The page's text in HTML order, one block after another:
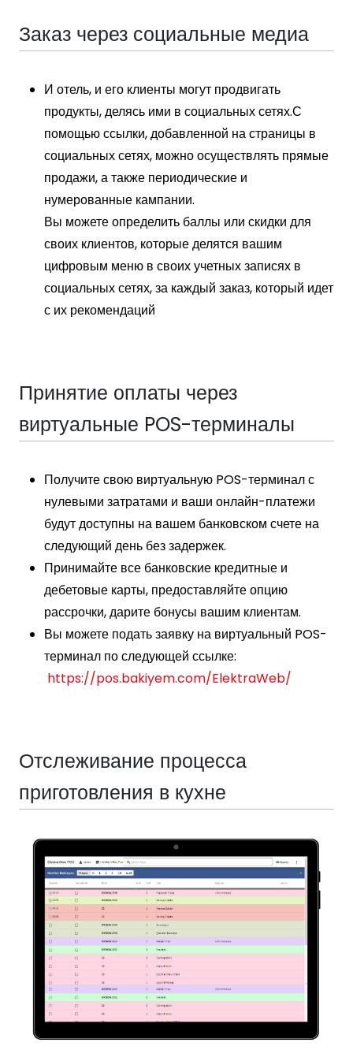
Заказ через социальные медиа
И отель, и его клиенты могут продвигать
продукты, делясь ими в социальных сетях.С
помощью ссылки, добавленной на страницы в
социальных сетях, можно осуществлять прямые
продажи, а также периодические и
нумерованные кампании.
Вы можете определить баллы или скидки для
своих клиентов, которые делятся вашим
цифровым меню в своих учетных записях в
социальных сетях, за каждый заказ, который идет
с их рекомендаций
Принятие оплаты через
виртуальные POS-терминалы
Получите свою виртуальную POS-терминал с
нулевыми затратами и ваши онлайн-платежи
будут доступны на вашем банковском счете на
следующий день без задержек.
Принимайте все банковские кредитные и
дебетовые карты, предоставляйте опцию
рассрочки, дарите бонусы вашим клиентам.
Вы можете подать заявку на виртуальный POS-
терминал по следующей ссылке:
https://pos.bakiyem.com/ElektraWeb/
Отслеживание процесса
приготовления в кухне